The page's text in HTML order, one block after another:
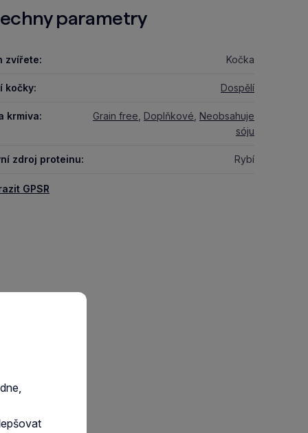
parametry
zvířete: Kočka
kočky: Dospělí
krmiva: Grain free Doplňkové Neobsahuje
sóju
zdroj proteinu: Rybí
GPSR